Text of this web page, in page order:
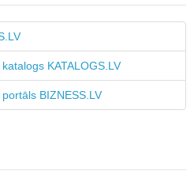
KATALOGS.LV
BIZNESS.LV